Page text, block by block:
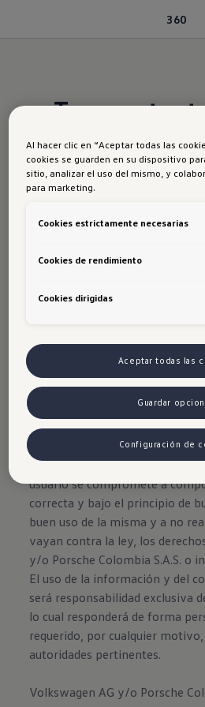
360
Te muestra
alrededor
El sistema de camará
alrededor. Facilita
Disclaimer de Volkswagen
Al ingresar, navegar y hacer
usuario se compromete a
correcta y bajo el principio de
buen uso de la misma y a no
vayan contra la ley, los
y/o Porsche Colombia S.A.S. o
El uso de la información y del
será responsabilidad exclusiva
lo cual responderá de forma
requerido, por cualquier
autoridades pertinentes.
Volkswagen AG y/o Porsche
Al hacer clic en “Aceptar todas las
cookies se guarden en su dispositivo
sitio, analizar el uso del mismo, y
para marketing.
Cookies estrictamente necesarias
Cookies de rendimiento
Cookies dirigidas
Aceptar todas las
Guardar
Configuración de